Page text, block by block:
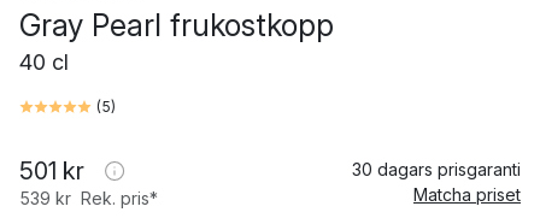
Gray Pearl frukostkopp
40 cl
(5)
501 kr
539 kr Rek. pris*
30 dagars prisgaranti
Matcha priset